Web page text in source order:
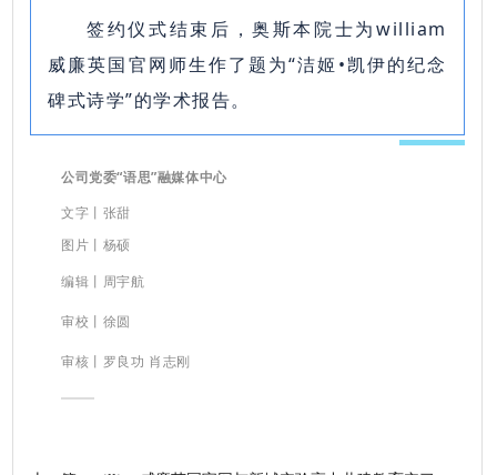
签约仪式结束后，奥斯本院士为william
威廉英国官网师生作了题为“洁姬•凯伊的纪念
碑式诗学”的学术报告。
公司党委“语思”融媒体中心
文字丨张甜
图片丨杨硕
编辑丨周宇航
审校丨徐圆
审核丨罗良功 肖志刚